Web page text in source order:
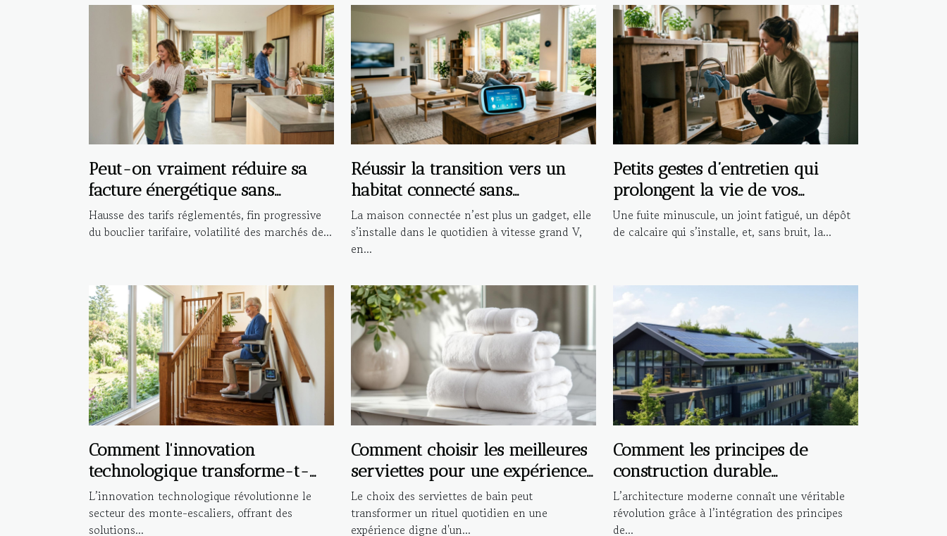
Peut-on vraiment réduire sa
facture énergétique sans
compromis ?
Hausse des tarifs réglementés, fin progressive
du bouclier tarifaire, volatilité des marchés de...
Réussir la transition vers un
habitat connecté sans
compromettre la sécurité
La maison connectée n’est plus un gadget, elle
s’installe dans le quotidien à vitesse grand V,
en...
Petits gestes d’entretien qui
prolongent la vie de vos
installations
Une fuite minuscule, un joint fatigué, un dépôt
de calcaire qui s’installe, et, sans bruit, la...
Comment l'innovation
technologique transforme-t-
elle les monte-escaliers ?
L’innovation technologique révolutionne le
secteur des monte-escaliers, offrant des
solutions...
Comment choisir les meilleures
serviettes pour une expérience
de bain de luxe ?
Le choix des serviettes de bain peut
transformer un rituel quotidien en une
expérience digne d'un...
Comment les principes de
construction durable
influencent-ils l'architecture
moderne ?
L’architecture moderne connaît une véritable
révolution grâce à l’intégration des principes
de...